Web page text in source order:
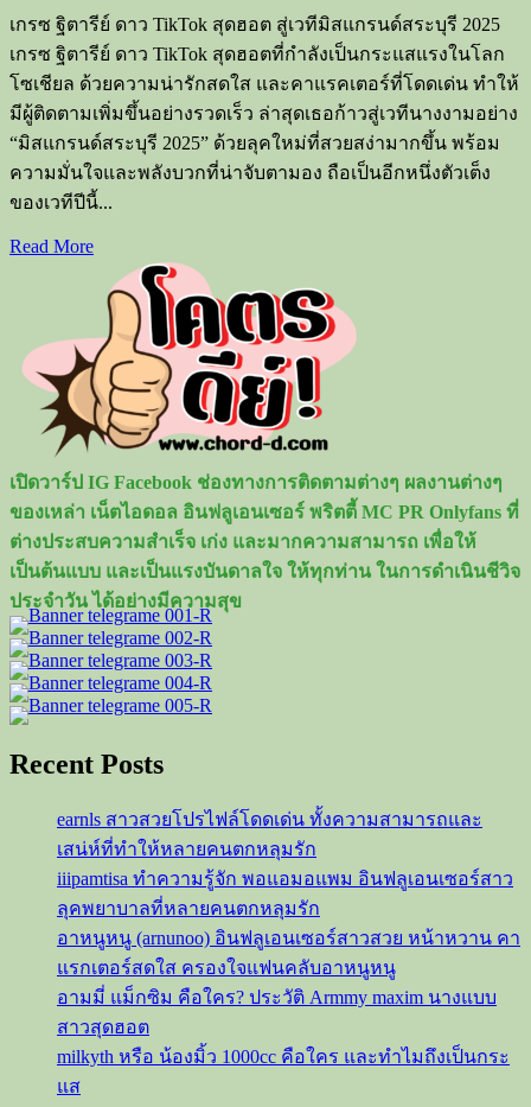
เกรซ ฐิตารีย์ ดาว TikTok สุดฮอต สู่เวทีมิสแกรนด์สระบุรี 2025
เกรซ ฐิตารีย์ ดาว TikTok สุดฮอตที่กำลังเป็นกระแสแรงในโลก
โซเชียล ด้วยความน่ารักสดใส และคาแรคเตอร์ที่โดดเด่น ทำให้
มีผู้ติดตามเพิ่มขึ้นอย่างรวดเร็ว ล่าสุดเธอก้าวสู่เวทีนางงามอย่าง
“มิสแกรนด์สระบุรี 2025” ด้วยลุคใหม่ที่สวยสง่ามากขึ้น พร้อม
ความมั่นใจและพลังบวกที่น่าจับตามอง ถือเป็นอีกหนึ่งตัวเต็ง
ของเวทีปีนี้...
Read MoreRead
about
เปิด
วาร์
ป
เกรซ
ฐิต
รีย์
ดาว
TikTok
สุด
ฮอต
สู่
เวที
มิส
แก
รนด์
สระบุรี
เปิดวาร์ป IG Facebook ช่องทางการติดตามต่างๆ ผลงานต่างๆ
ของเหล่า เน็ตไอดอล อินฟลูเอนเซอร์ พริตตี้ MC PR Onlyfans ที่
ต่างประสบความสำเร็จ เก่ง และมากความสามารถ เพื่อให้
เป็นต้นแบบ และเป็นแรงบันดาลใจ ให้ทุกท่าน ในการดำเนินชีวิจ
ประจำวัน ได้อย่างมีความสุข
Recent Posts
earnls สาวสวยโปรไฟล์โดดเด่น ทั้งความสามารถและ
เสน่ห์ที่ทำให้หลายคนตกหลุมรัก
iiipamtisa ทำความรู้จัก พอแอมอแพม อินฟลูเอนเซอร์สาว
ลุคพยาบาลที่หลายคนตกหลุมรัก
อาหนูหนู (arnunoo) อินฟลูเอนเซอร์สาวสวย หน้าหวาน คา
แรกเตอร์สดใส ครองใจแฟนคลับอาหนูหนู
อามมี่ แม็กซิม คือใคร? ประวัติ Armmy maxim นางแบบ
สาวสุดฮอต
milkyth หรือ น้องมิ้ว 1000cc คือใคร และทำไมถึงเป็นกระ
แส